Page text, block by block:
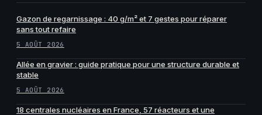
Gazon de regarnissage : 40 g/m² et 7 gestes pour réparer
sans tout refaire
5 AOÛT 2026
Allée en gravier : guide pratique pour une structure durable et
stable
5 AOÛT 2026
18 centrales nucléaires en France, 57 réacteurs et une